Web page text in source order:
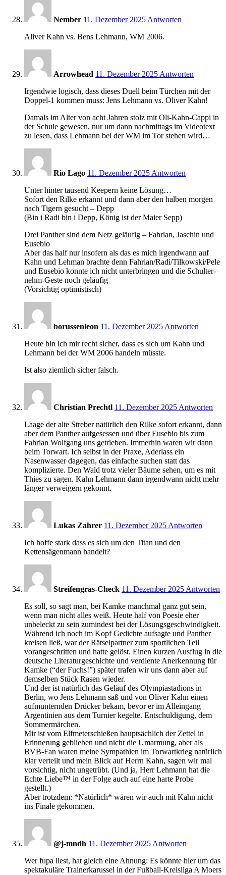
Nember 11. Dezember 2025 Antworten
Aliver Kahn vs. Bens Lehmann, WM 2006.
Arrowhead 11. Dezember 2025 Antworten
Irgendwie logisch, dass dieses Duell beim Türchen mit der
Doppel-1 kommen muss: Jens Lehmann vs. Oliver Kahn!
Damals im Alter von acht Jahren stolz mit Oli-Kahn-Cappi in
der Schule gewesen, nur um dann nachmittags im Videotext
zu lesen, dass Lehmann bei der WM im Tor stehen wird…
Rio Lago 11. Dezember 2025 Antworten
Unter hinter tausend Keepern keine Lösung…
Sofort den Rilke erkannt und dann aber den halben morgen
nach Tigern gesucht – Depp
(Bin i Radi bin i Depp, König ist der Maier Sepp)
Drei Panther sind dem Netz geläufig – Fahrian, Jaschin und
Eusebio
Aber das half nur insofern als das es mich irgendwann auf
Kahn und Lehman brachte denn Fahrian/Radi/Tilkowski/Pele
und Eusebio konnte ich nicht unterbringen und die Schulter-
nehm-Geste noch geläufig
(Vorsichtig optimistisch)
borussenleon 11. Dezember 2025 Antworten
Heute bin ich mir recht sicher, dass es sich um Kahn und
Lehmann bei der WM 2006 handeln müsste.
Ist also ziemlich sicher falsch.
Christian Prechtl 11. Dezember 2025 Antworten
Laage der alte Streber natürlich den Rilke sofort erkannt, dann
aber dem Panther aufgesessen und über Eusebio bis zum
Fahrian Wolfgang uns getrieben. Immerhin waren wir dann
beim Torwart. Ich selbst in der Praxe, Aderlass ein
Nasenwasser dagegen, das einfache suchen statt das
komplizierte. Den Wald trotz vieler Bäume sehen, um es mit
Thies zu sagen. Kahn Lehmann dann irgendwann nicht mehr
länger verweigern gekonnt.
Lukas Zahrer 11. Dezember 2025 Antworten
Ich hoffe stark dass es sich um den Titan und den
Kettensägenmann handelt?
Streifengras-Check 11. Dezember 2025 Antworten
Es soll, so sagt man, bei Kamke manchmal ganz gut sein,
wenn man nicht alles weiß. Heute half von Poesie eher
unbeleckt zu sein zumindest bei der Lösungsgeschwindigkeit.
Während ich noch im Kopf Gedichte aufsagte und Panther
kreisen ließ, war der Rätselpartner zum sportlichen Teil
vorangeschritten und hatte gelöst. Einen kurzen Ausflug in die
deutsche Literaturgeschichte und verdiente Anerkennung für
Kamke (“der Fuchs!”) später trafen wir uns dann aber auf
demselben Stück Rasen wieder.
Und der ist natürlich das Geläuf des Olympiastadions in
Berlin, wo Jens Lehmann saß und von Oliver Kahn einen
aufmunternden Drücker bekam, bevor er im Alleingang
Argentinien aus dem Turnier kegelte. Entschuldigung, dem
Sommermärchen.
Mir ist vom Elfmeterschießen hauptsächlich der Zettel in
Erinnerung geblieben und nicht die Umarmung, aber als
BVB-Fan waren meine Sympathien im Torwartkrieg natürlich
klar verteilt und mein Blick auf Herrn Kahn, sagen wir mal
vorsichtig, nicht ungetrübt. (Und ja, Herr Lehmann hat die
Echte Liebe™ in der Folge auch auf eine harte Probe
gestellt.)
Aber trotzdem: *Natürlich* wären wir auch mit Kahn nicht
ins Finale gekommen.
@j-mndh 11. Dezember 2025 Antworten
Wer fupa liest, hat gleich eine Ahnung: Es könnte hier um das
spektakuläre Trainerkarussel in der Fußball-Kreisliga A Moers